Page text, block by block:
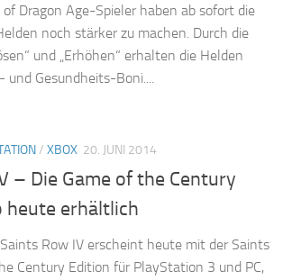
of Dragon Age-Spieler haben ab sofort die
noch stärker zu machen. Durch die
und „Erhöhen“ erhalten die Helden
und Gesundheits-Boni....
/ XBOX 20. JUNI 2014
– Die Game of the Century
heute erhältlich
Row IV erscheint heute mit der Saints
Century Edition für PlayStation 3 und PC,